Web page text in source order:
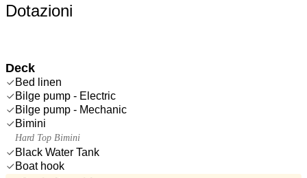
Dotazioni
Deck
Bed linen
Bilge pump - Electric
Bilge pump - Mechanic
Bimini
Hard Top Bimini
Black Water Tank
Boat hook